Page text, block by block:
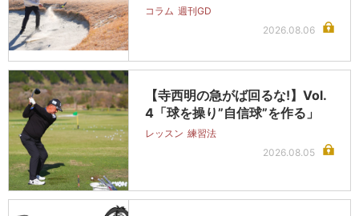
コラム 週刊GD
2026.08.06
【寺西明の急がば回るな!】Vol.
4「球を操り”自信球”を作る」
レッスン 練習法
2026.08.05